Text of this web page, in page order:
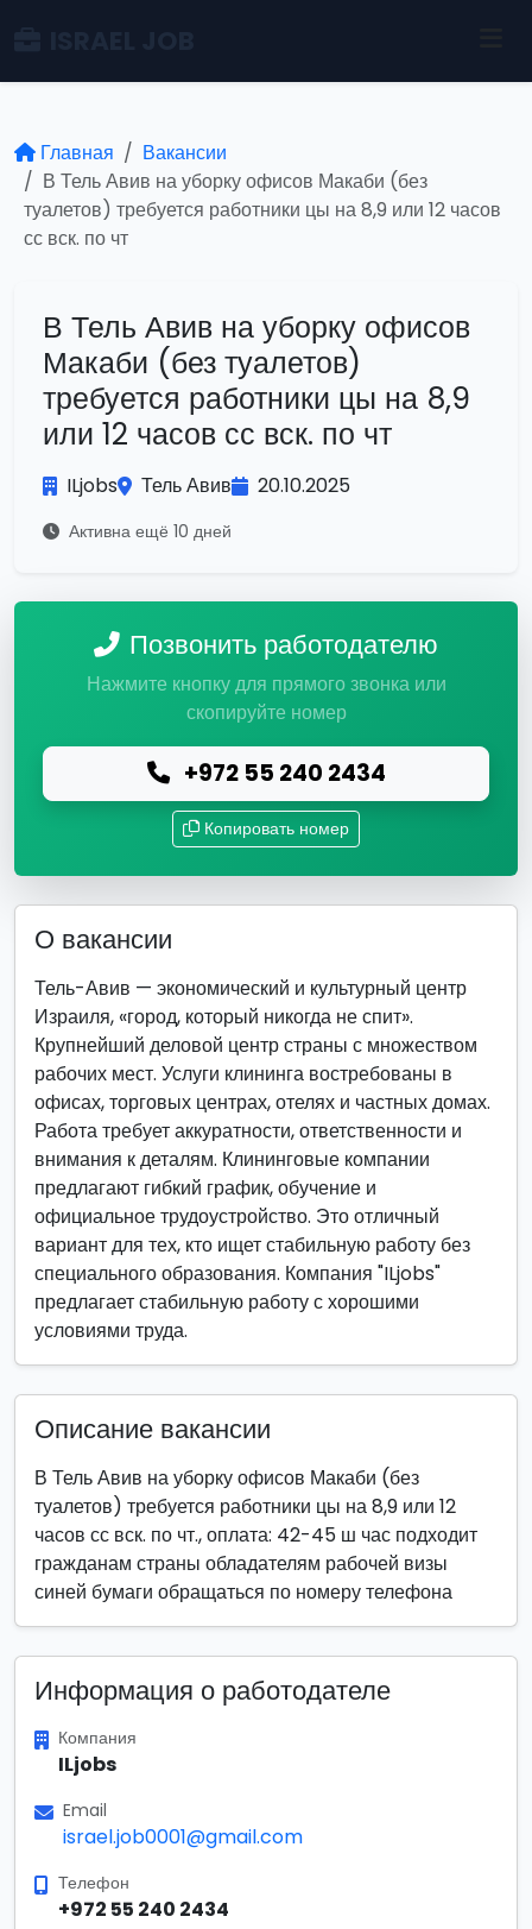
Главная
Вакансии
В Тель Авив на уборку офисов Макаби (без
туалетов) требуется работники цы на 8,9 или 12 часов
сс вск. по чт
В Тель Авив на уборку офисов
Макаби (без туалетов)
требуется работники цы на 8,9
или 12 часов сс вск. по чт
ILjobs Тель Авив 20.10.2025
Активна ещё 10 дней
Позвонить работодателю
Нажмите кнопку для прямого звонка или
скопируйте номер
+972 55 240 2434
Копировать номер
О вакансии
Тель-Авив — экономический и культурный центр
Израиля, «город, который никогда не спит».
Крупнейший деловой центр страны с множеством
рабочих мест. Услуги клининга востребованы в
офисах, торговых центрах, отелях и частных домах.
Работа требует аккуратности, ответственности и
внимания к деталям. Клининговые компании
предлагают гибкий график, обучение и
официальное трудоустройство. Это отличный
вариант для тех, кто ищет стабильную работу без
специального образования. Компания "ILjobs"
предлагает стабильную работу с хорошими
условиями труда.
Описание вакансии
В Тель Авив на уборку офисов Макаби (без
туалетов) требуется работники цы на 8,9 или 12
часов сс вск. по чт., оплата: 42-45 ш час подходит
гражданам страны обладателям рабочей визы
синей бумаги обращаться по номеру телефона
Информация о работодателе
Компания
ILjobs
Email
israel.job0001@gmail.com
Телефон
+972 55 240 2434